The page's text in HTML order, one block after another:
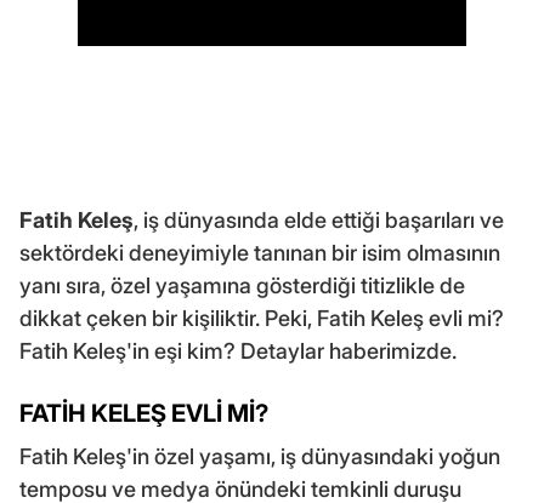
Fatih Keleş, iş dünyasında elde ettiği başarıları ve
sektördeki deneyimiyle tanınan bir isim olmasının
yanı sıra, özel yaşamına gösterdiği titizlikle de
dikkat çeken bir kişiliktir. Peki, Fatih Keleş evli mi?
Fatih Keleş'in eşi kim? Detaylar haberimizde.
FATİH KELEŞ EVLİ Mİ?
Fatih Keleş'in özel yaşamı, iş dünyasındaki yoğun
temposu ve medya önündeki temkinli duruşu